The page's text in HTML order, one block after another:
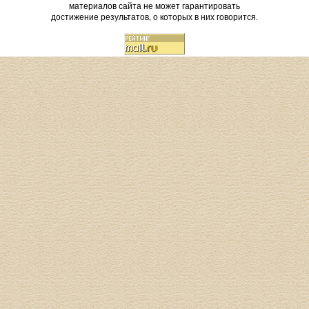
материалов сайта не может гарантировать
достижение результатов, о которых в них говорится.